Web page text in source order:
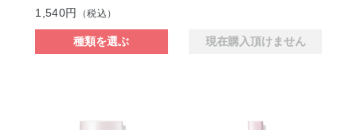
1,540円 （税込）
種類を選ぶ 現在購入頂けません